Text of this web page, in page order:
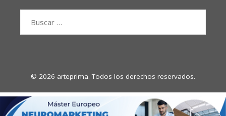
© 2026 arteprima. Todos los derechos reservados.